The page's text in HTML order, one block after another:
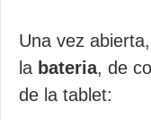
Una vez
la bateria, de
de la tablet: